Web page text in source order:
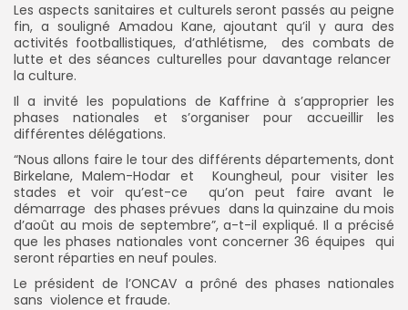
Les aspects sanitaires et culturels seront passés au peigne
fin, a souligné Amadou Kane, ajoutant qu’il y aura des
activités footballistiques, d’athlétisme, des combats de
lutte et des séances culturelles pour davantage relancer
la culture.
Il a invité les populations de Kaffrine à s’approprier les
phases nationales et s’organiser pour accueillir les
différentes délégations.
“Nous allons faire le tour des différents départements, dont
Birkelane, Malem-Hodar et Koungheul, pour visiter les
stades et voir qu’est-ce qu’on peut faire avant le
démarrage des phases prévues dans la quinzaine du mois
d’août au mois de septembre”, a-t-il expliqué. Il a précisé
que les phases nationales vont concerner 36 équipes qui
seront réparties en neuf poules.
Le président de l’ONCAV a prôné des phases nationales
sans violence et fraude.